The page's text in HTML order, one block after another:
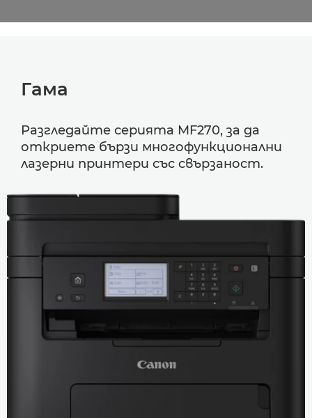
Гама
Разгледайте серията MF270, за да
откриете бързи многофункционални
лазерни принтери със свързаност.